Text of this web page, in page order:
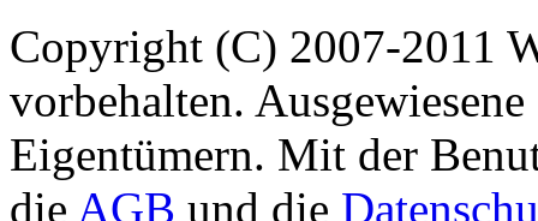
Copyright (C) 2007-2011
vorbehalten.
Eigentümern. Mit der
die AGB und die